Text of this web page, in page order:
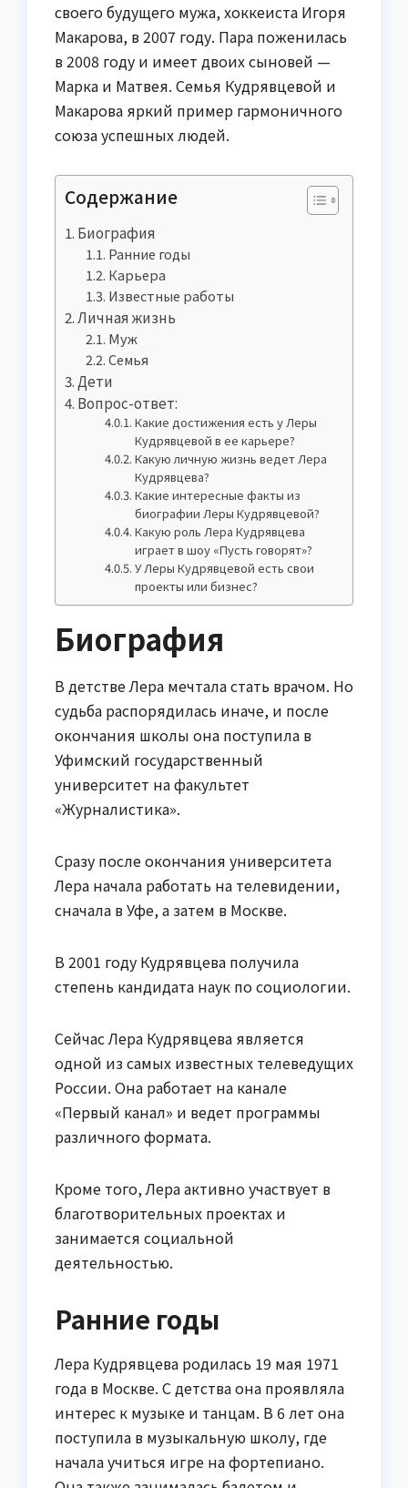
своего будущего мужа, хоккеиста Игоря
Макарова, в 2007 году. Пара поженилась
в 2008 году и имеет двоих сыновей —
Марка и Матвея. Семья Кудрявцевой и
Макарова яркий пример гармоничного
союза успешных людей.
Содержание
Биография
Ранние годы
Карьера
Известные работы
Личная жизнь
Муж
Семья
Дети
Вопрос-ответ:
Какие достижения есть у Леры
Кудрявцевой в ее карьере?
Какую личную жизнь ведет Лера
Кудрявцева?
Какие интересные факты из
биографии Леры Кудрявцевой?
Какую роль Лера Кудрявцева
играет в шоу «Пусть говорят»?
У Леры Кудрявцевой есть свои
проекты или бизнес?
Биография
В детстве Лера мечтала стать врачом. Но
судьба распорядилась иначе, и после
окончания школы она поступила в
Уфимский государственный
университет на факультет
«Журналистика».
Сразу после окончания университета
Лера начала работать на телевидении,
сначала в Уфе, а затем в Москве.
В 2001 году Кудрявцева получила
степень кандидата наук по социологии.
Сейчас Лера Кудрявцева является
одной из самых известных телеведущих
России. Она работает на канале
«Первый канал» и ведет программы
различного формата.
Кроме того, Лера активно участвует в
благотворительных проектах и
занимается социальной
деятельностью.
Ранние годы
Лера Кудрявцева родилась 19 мая 1971
года в Москве. С детства она проявляла
интерес к музыке и танцам. В 6 лет она
поступила в музыкальную школу, где
начала учиться игре на фортепиано.